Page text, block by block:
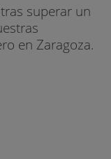
superar un
en Zaragoza.